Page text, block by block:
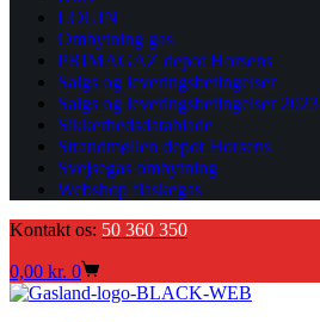
LOGIN
Ombytning gas
PRIMAGAZ depot Horsens
Salgs og leveringsbetingelser
Salgs og leveringsbetingelser 2023
Sikkerhedsdatablade
Strandmøllen depot Horsens
Svejsegas ombytning
Webshop flaskegas
Kontakt os: 50 360 350
Indkøbskurv
0,00 kr. 0